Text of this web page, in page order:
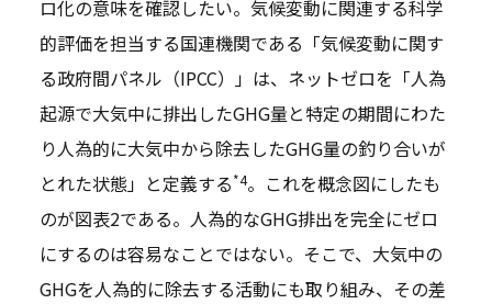
ロ化の意味を確認したい。気候変動に関連する科学
的評価を担当する国連機関である「気候変動に関す
る政府間パネル（IPCC）」は、ネットゼロを「人為
起源で大気中に排出したGHG量と特定の期間にわた
り人為的に大気中から除去したGHG量の釣り合いが
とれた状態」と定義する*4。これを概念図にしたも
のが図表2である。人為的なGHG排出を完全にゼロ
にするのは容易なことではない。そこで、大気中の
GHGを人為的に除去する活動にも取り組み、その差